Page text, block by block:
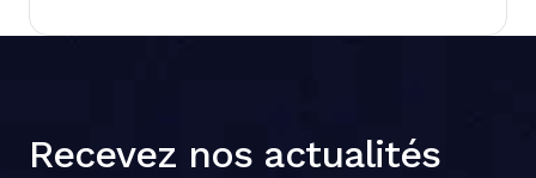
Recevez nos actualités